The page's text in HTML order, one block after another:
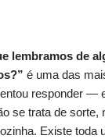
lembramos de
é uma das
responder —
se trata de sorte,
Existe toda